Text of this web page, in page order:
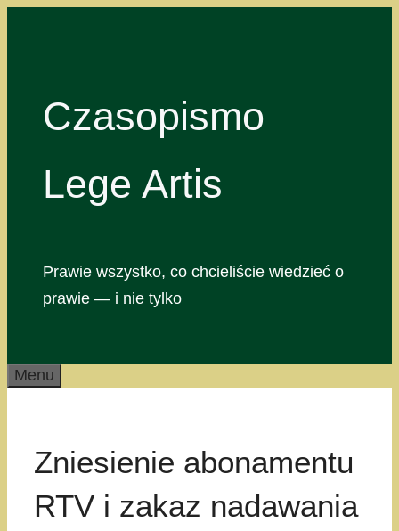
Czasopismo
Lege Artis
Prawie wszystko, co chcieliście wiedzieć o
prawie — i nie tylko
Menu
Zniesienie abonamentu
RTV i zakaz nadawania